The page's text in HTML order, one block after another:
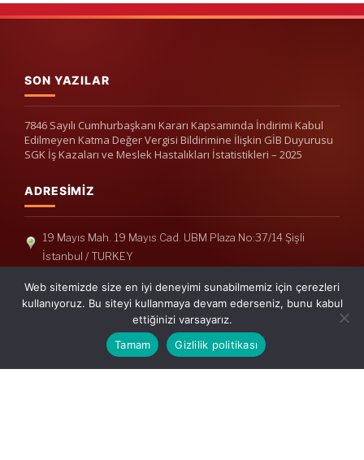
SON YAZILAR
7846 Sayılı Cumhurbaşkanı Kararı Kapsamında İndirimi Kabul
Edilmeyen Katma Değer Vergisi Bildirimine İlişkin GİB Duyurusu
SGK İş Kazaları ve Meslek Hastalıkları İstatistikleri – 2025
ADRESIMIZ
19 Mayıs Mah. 19 Mayıs Cad. UBM Plaza No:37/14 Şişli
İstanbul / TURKEY
Telefon: +90(212) 240 33 39
Telefon: +90(212) 248 19 36
info@erisymm.com
Web sitemizde size en iyi deneyimi sunabilmemiz için çerezleri
kullanıyoruz. Bu siteyi kullanmaya devam ederseniz, bunu kabul
ettiğinizi varsayarız.
Tamam
Gizlilik politikası